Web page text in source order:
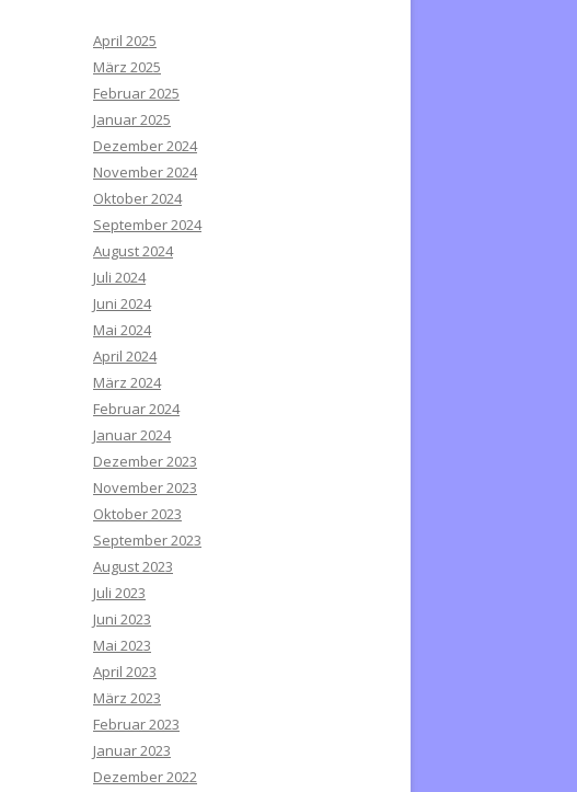
April 2025
März 2025
Februar 2025
Januar 2025
Dezember 2024
November 2024
Oktober 2024
September 2024
August 2024
Juli 2024
Juni 2024
Mai 2024
April 2024
März 2024
Februar 2024
Januar 2024
Dezember 2023
November 2023
Oktober 2023
September 2023
August 2023
Juli 2023
Juni 2023
Mai 2023
April 2023
März 2023
Februar 2023
Januar 2023
Dezember 2022